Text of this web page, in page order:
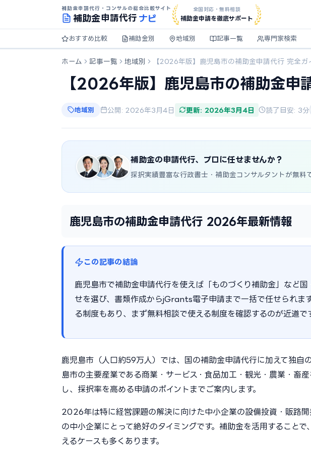
補助金申請代行・コンサルの総合比較サイト
補助金申請代行 ナビ
全国対応・無料相談
補助金申請を徹底サポート
おすすめ比較 補助金別 地域別 記事一覧 専門家検索
ホーム 記事一覧 地域別 【2026年版】鹿児島市の補助金申請代行 完全ガ
【2026年版】鹿児島市の補助金申
地域別 公開: 2026年3月4日 更新: 2026年3月4日 読了目安: 3分
補助金の申請代行、プロに任せませんか？
採択実績豊富な行政書士・補助金コンサルタントが無料
鹿児島市の補助金申請代行 2026年最新情報
この記事の結論
鹿児島市で補助金申請代行を使えば「ものづくり補助金」など
せを選び、書類作成からjGrants電子申請まで一括で任せられ
る制度もあり、まず無料相談で使える制度を確認するのが近道で
鹿児島市（人口約59万人）では、国の補助金申請代行に加えて独自
島市の主要産業である商業・サービス・食品加工・観光・農業・畜
し、採択率を高める申請のポイントまでご案内します。
2026年は特に経営課題の解決に向けた中小企業の設備投資・販路
の中小企業にとって絶好のタイミングです。補助金を活用すること
えるケースも多くあります。